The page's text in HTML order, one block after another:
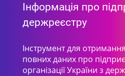
Інформація про
держреєстру
Інструмент для
повних даних про
організації України з